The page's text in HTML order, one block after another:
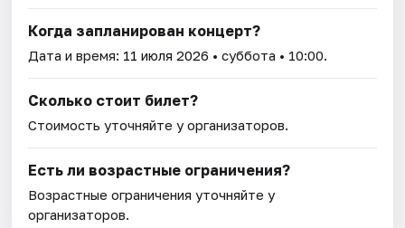
Когда запланирован концерт?
Дата и время: 11 июля 2026 • суббота • 10:00.
Сколько стоит билет?
Стоимость уточняйте у организаторов.
Есть ли возрастные ограничения?
Возрастные ограничения уточняйте у
организаторов.